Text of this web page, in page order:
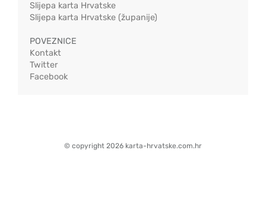
Slijepa karta Hrvatske
Slijepa karta Hrvatske (županije)
POVEZNICE
Kontakt
Twitter
Facebook
© copyright 2026 karta-hrvatske.com.hr